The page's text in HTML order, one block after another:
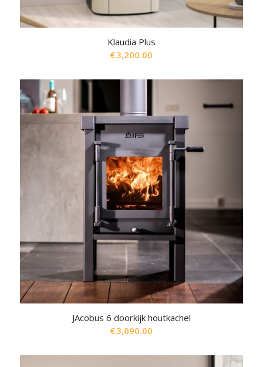
Klaudia Plus
€3,200.00
JAcobus 6 doorkijk houtkachel
€3,090.00